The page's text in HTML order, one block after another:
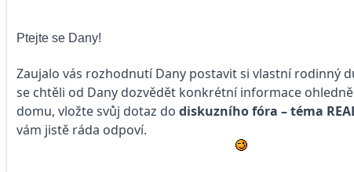
Ptejte se Dany!
Zaujalo vás rozhodnutí Dany postavit si vlastní rodinný
se chtěli od Dany dozvědět konkrétní informace
domu, vložte svůj dotaz do diskuzního fóra – téma
vám jistě ráda odpoví.